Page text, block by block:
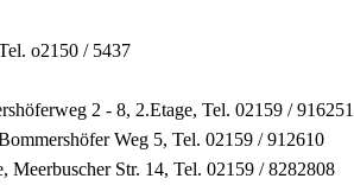
o2150 / 5437
2 - 8, 2.Etage, Tel. 02159 / 916251
Weg 5, Tel. 02159 / 912610
Meerbuscher Str. 14, Tel. 02159 / 8282808